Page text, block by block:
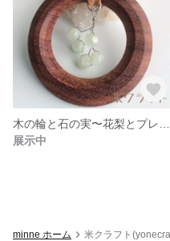
展示中
minne ホーム 米クラフト